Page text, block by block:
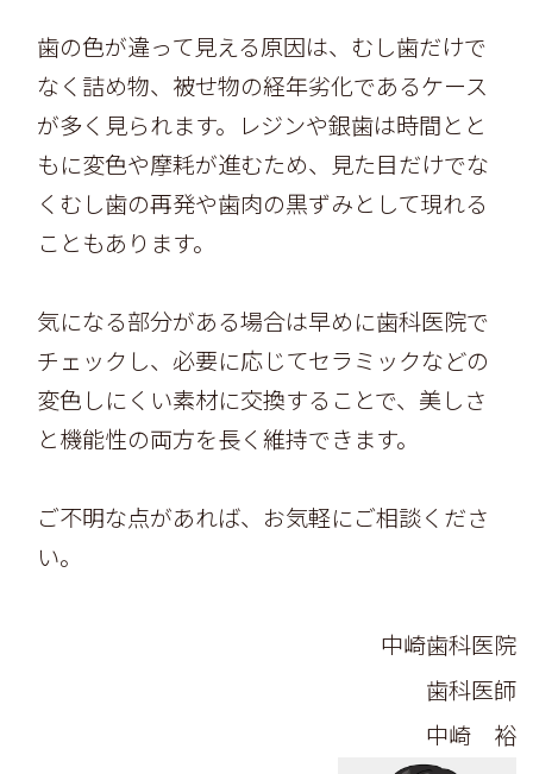
歯の色が違って見える原因は、むし歯だけで
なく詰め物、被せ物の経年劣化であるケース
が多く見られます。レジンや銀歯は時間とと
もに変色や摩耗が進むため、見た目だけでな
くむし歯の再発や歯肉の黒ずみとして現れる
こともあります。
気になる部分がある場合は早めに歯科医院で
チェックし、必要に応じてセラミックなどの
変色しにくい素材に交換することで、美しさ
と機能性の両方を長く維持できます。
ご不明な点があれば、お気軽にご相談くださ
い。
中崎歯科医院
歯科医師
中崎 裕